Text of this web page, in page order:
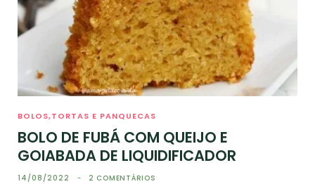
BOLOS,TORTAS E PANQUECAS
BOLO DE FUBÁ COM QUEIJO E
GOIABADA DE LIQUIDIFICADOR
14/08/2022 2 COMENTÁRIOS